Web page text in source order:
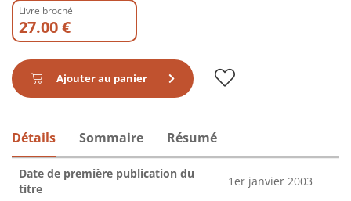
Livre broché
27.00 €
Ajouter au panier
Détails Sommaire Résumé
Date de première publication du
titre
1er janvier 2003